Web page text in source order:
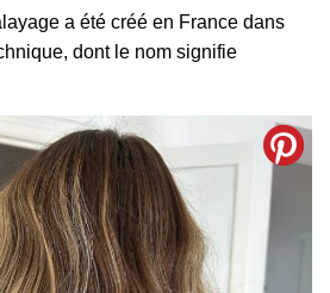
a été créé en France dans
dont le nom signifie